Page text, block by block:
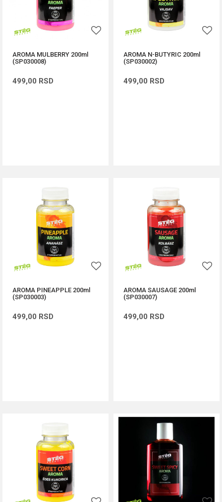
AROMA MULBERRY 200ml
(SP030008)
499,00 RSD
AROMA N-BUTYRIC 200ml
(SP030002)
499,00 RSD
AROMA PINEAPPLE 200ml
(SP030003)
499,00 RSD
AROMA SAUSAGE 200ml
(SP030007)
499,00 RSD